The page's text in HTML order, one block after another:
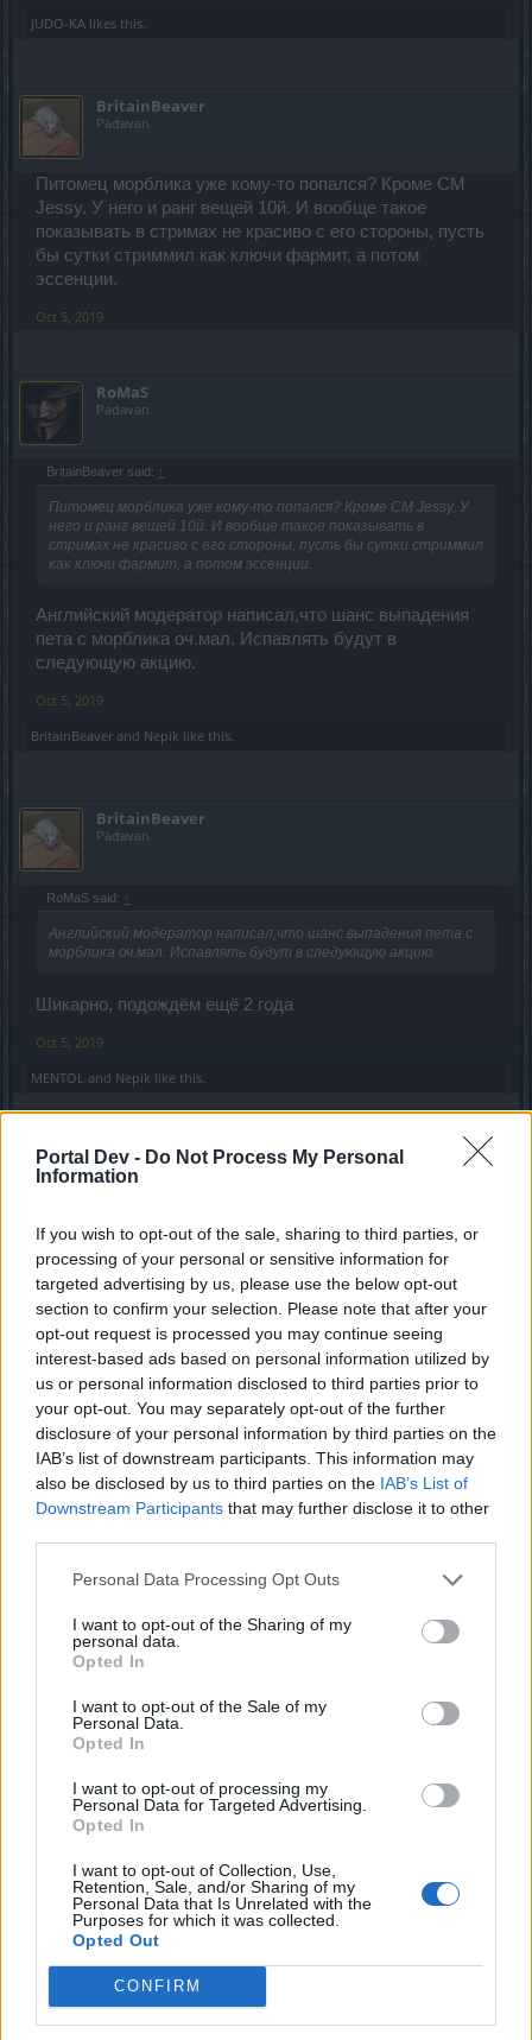
Portal Dev - Do Not Process My Personal
Information
If you wish to opt-out of the sale, sharing to third parties, or
processing of your personal or sensitive information for
targeted advertising by us, please use the below opt-out
section to confirm your selection. Please note that after your
opt-out request is processed you may continue seeing
interest-based ads based on personal information utilized by
us or personal information disclosed to third parties prior to
your opt-out. You may separately opt-out of the further
disclosure of your personal information by third parties on the
IAB’s list of downstream participants. This information may
also be disclosed by us to third parties on the IAB’s List of
Downstream Participants that may further disclose it to other
Personal Data Processing Opt Outs
I want to opt-out of the Sharing of my
personal data.
Opted In
I want to opt-out of the Sale of my
Personal Data.
Opted In
I want to opt-out of processing my
Personal Data for Targeted Advertising.
Opted In
I want to opt-out of Collection, Use,
Retention, Sale, and/or Sharing of my
Personal Data that Is Unrelated with the
Purposes for which it was collected.
Opted Out
CONFIRM
JUDO-KA likes this.
BritainBeaver
Padavan
Питомец морблика уже кому-то попался? Кроме CM
Jessy. У него и ранг вещей 10й. И вообще такое
показывать в стримах не красиво с его стороны, пусть
бы сутки стриммил как ключи фармит, а потом
эссенции.
Oct 5, 2019
RoMaS
Padavan
BritainBeaver said: ↑
Питомец морблика уже кому-то попался? Кроме CM Jessy. У
него и ранг вещей 10й. И вообще такое показывать в
стримах не красиво с его стороны, пусть бы сутки стриммил
как ключи фармит, а потом эссенции.
Английский модератор написал,что шанс выпадения
пета с морблика оч.мал. Испавлять будут в
следующую акцию.
Oct 5, 2019
BritainBeaver and Nepik like this.
BritainBeaver
Padavan
RoMaS said: ↑
Английский модератор написал,что шанс выпадения пета с
морблика оч.мал. Испавлять будут в следующую акцию.
Шикарно, подождём ещё 2 года
Oct 5, 2019
MENTOL and Nepik like this.
maglekula
Forum Apprentice
в локах появляется иногда червь какой с него понт?
ни че не падает
в прошлых аках все его ждали могло че нить упасть
путнее
а ща он даже в зачет не идет
Nepiklikes this.
Maksar
Forum Great Master
Это бесполезно публиковать. Пишите в СП.
Внимание! Раздел не модерируется ни
русскоязычными, ни англоязычными
модераторами и находится в полностью
автономном режиме.
то найденные ошибки и баги не будут отправляться с
данного форума.
Только общение.